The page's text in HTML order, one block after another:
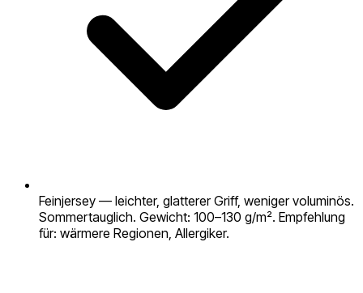
Feinjersey — leichter, glatterer Griff, weniger voluminös.
Sommertauglich. Gewicht: 100–130 g/m². Empfehlung
für: wärmere Regionen, Allergiker.